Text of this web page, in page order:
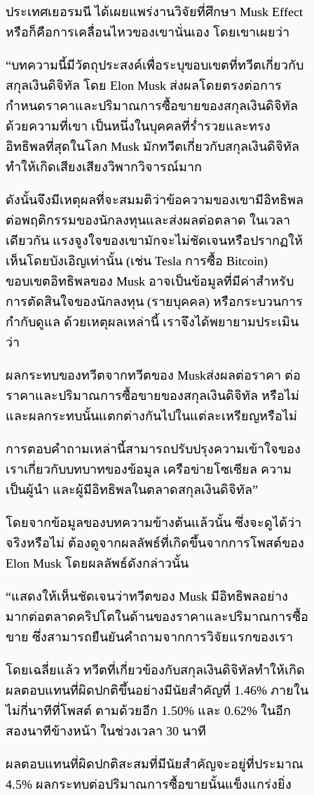
ประเทศเยอรมนี ได้เผยแพร่งานวิจัยที่ศึกษา Musk Effect
หรือก็คือการเคลื่อนไหวของเขานั่นเอง โดยเขาเผยว่า
“บทความนี้มีวัตถุประสงค์เพื่อระบุขอบเขตที่ทวีตเกี่ยวกับ
สกุลเงินดิจิทัล โดย Elon Musk ส่งผลโดยตรงต่อการ
กำหนดราคาและปริมาณการซื้อขายของสกุลเงินดิจิทัล
ด้วยความที่เขา เป็นหนึ่งในบุคคลที่ร่ำรวยและทรง
อิทธิพลที่สุดในโลก Musk มักทวีตเกี่ยวกับสกุลเงินดิจิทัล
ทำให้เกิดเสียงเสียงวิพากวิจารณ์มาก
ดังนั้นจึงมีเหตุผลที่จะสมมติว่าข้อความของเขามีอิทธิพล
ต่อพฤติกรรมของนักลงทุนและส่งผลต่อตลาด ในเวลา
เดียวกัน แรงจูงใจของเขามักจะไม่ชัดเจนหรือปรากฏให้
เห็นโดยบังเอิญเท่านั้น (เช่น Tesla การซื้อ Bitcoin)
ขอบเขตอิทธิพลของ Musk อาจเป็นข้อมูลที่มีค่าสำหรับ
การตัดสินใจของนักลงทุน (รายบุคคล) หรือกระบวนการ
กำกับดูแล ด้วยเหตุผลเหล่านี้ เราจึงได้พยายามประเมิน
ว่า
ผลกระทบของทวีตจากทวีตของ Muskส่งผลต่อราคา ต่อ
ราคาและปริมาณการซื้อขายของสกุลเงินดิจิทัล หรือไม่
และผลกระทบนั้นแตกต่างกันไปในแต่ละเหรียญหรือไม่
การตอบคำถามเหล่านี้สามารถปรับปรุงความเข้าใจของ
เราเกี่ยวกับบทบาทของข้อมูล เครือข่ายโซเซียล ความ
เป็นผู้นำ และผู้มีอิทธิพลในตลาดสกุลเงินดิจิทัล”
โดยจากข้อมูลของบทความข้างต้นแล้วนั้น ซึ่งจะดูได้ว่า
จริงหรือไม่ ต้องดูจากผลลัพธ์ที่เกิดขึ้นจากการโพสต์ของ
Elon Musk โดยผลลัพธ์ดังกล่าวนั้น
“แสดงให้เห็นชัดเจนว่าทวีตของ Musk มีอิทธิพลอย่าง
มากต่อตลาดคริปโตในด้านของราคาและปริมาณการซื้อ
ขาย ซึ่งสามารถยืนยันคำถามจากการวิจัยแรกของเรา
โดยเฉลี่ยแล้ว ทวีตที่เกี่ยวข้องกับสกุลเงินดิจิทัลทำให้เกิด
ผลตอบแทนที่ผิดปกติขึ้นอย่างมีนัยสำคัญที่ 1.46% ภายใน
ไม่กี่นาทีที่โพสต์ ตามด้วยอีก 1.50% และ 0.62% ในอีก
สองนาทีข้างหน้า ในช่วงเวลา 30 นาที
ผลตอบแทนที่ผิดปกติสะสมที่มีนัยสำคัญจะอยู่ที่ประมาณ
4.5% ผลกระทบต่อปริมาณการซื้อขายนั้นแข็งแกร่งยิ่ง